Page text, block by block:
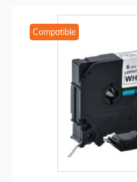
Compatible